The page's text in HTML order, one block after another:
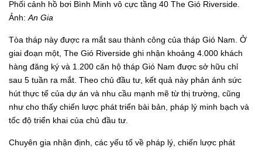
Phối cảnh hồ bơi Bình Minh vô cực tầng 40 The Gió Riverside.
Ảnh: An Gia
Tòa tháp này được ra mắt sau thành công của tháp Gió Nam. Ở
giai đoạn một, The Gió Riverside ghi nhận khoảng 4.000 khách
hàng đăng ký và 1.200 căn hộ tháp Gió Nam được sở hữu chỉ
sau 5 tuần ra mắt. Theo chủ đầu tư, kết quả này phản ánh sức
hút thực tế của dự án và nhu cầu mạnh mẽ từ thị trường, cũng
như cho thấy chiến lược phát triển bài bản, pháp lý minh bạch và
tốc độ triển khai của chủ đầu tư.
Chuyên gia nhận định, các yếu tố về pháp lý, chiến lược phát